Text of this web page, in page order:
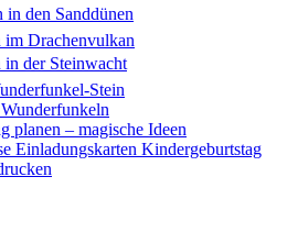
den Sanddünen
Drachenvulkan
der Steinwacht
Stein
planen – magische Ideen
Einladungskarten Kindergeburtstag